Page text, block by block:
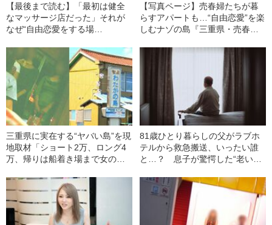
【最後まで読む】「最初は健全
なマッサージ店だった」それが
なぜ“自由恋愛をする場
『ソープランド』誕生理由
【写真ページ】売春婦たちが暮
らすアパートも…“自由恋愛”を楽
しむナゾの島『三重県・売春
は「ヤクザ」】
三重県に実在する“ヤバい島”を現
地取材「ショート2万、ロング4
万、帰りは船着き場まで女の子
81歳ひとり暮らしの父がラブホ
テルから救急搬送、いったい誰
と…？ 息子が驚愕した“老いた